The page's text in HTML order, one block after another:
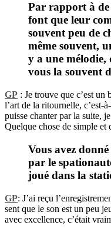
Par rapport à
font que leur
souvent peu de
même souvent,
y a une mélodie,
vous la souvent
GP : Je trouve que c’est
l’art de la ritournelle, c’est-
puisse chanter par la suite,
Quelque chose de simple et
Vous avez
par le
joué dans la
GP: J’ai reçu
sent que le son est un peu
avec excellence, c’était